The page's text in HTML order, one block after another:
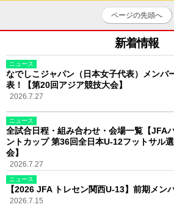
ページの先頭へ
新着情報
ニュース
なでしこジャパン（日本女子代表）メンバ
表！【第20回アジア競技大会】
2026.7.27
ニュース
全試合日程・組み合わせ・会場一覧【JFA
ントカップ 第36回全日本U-12フットサル
会】
2026.7.27
ニュース
【2026 JFA トレセン関西U-13】前期メン
2026.7.15